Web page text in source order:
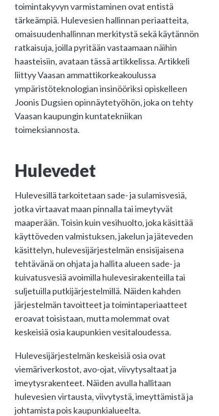
toimintakyvyn varmistaminen ovat entistä
tärkeämpiä. Hulevesien hallinnan periaatteita,
omaisuudenhallinnan merkitystä sekä käytännön
ratkaisuja, joilla pyritään vastaamaan näihin
haasteisiin, avataan tässä artikkelissa. Artikkeli
liittyy Vaasan ammattikorkeakoulussa
ympäristöteknologian insinööriksi opiskelleen
Joonis Dugsien opinnäytetyöhön, joka on tehty
Vaasan kaupungin kuntatekniikan
toimeksiannosta.
Hulevedet
Hulevesillä tarkoitetaan sade- ja sulamisvesiä,
jotka virtaavat maan pinnalla tai imeytyvät
maaperään. Toisin kuin vesihuolto, joka käsittää
käyttöveden valmistuksen, jakelun ja jäteveden
käsittelyn, hulevesijärjestelmän ensisijaisena
tehtävänä on ohjata ja hallita alueen sade- ja
kuivatusvesiä avoimilla hulevesirakenteilla tai
suljetuilla putkijärjestelmillä. Näiden kahden
järjestelmän tavoitteet ja toimintaperiaatteet
eroavat toisistaan, mutta molemmat ovat
keskeisiä osia kaupunkien vesitaloudessa.
Hulevesijärjestelmän keskeisiä osia ovat
viemäriverkostot, avo-ojat, viivytysaltaat ja
imeytysrakenteet. Näiden avulla hallitaan
hulevesien virtausta, viivytystä, imeyttämistä ja
johtamista pois kaupunkialueelta.